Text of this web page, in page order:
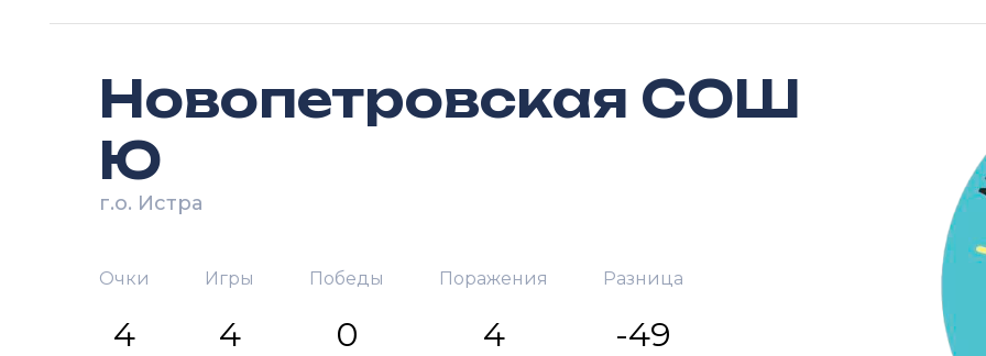
Новопетровская СОШ
Ю
г.о. Истра
Очки
4
Игры
4
Победы
0
Поражения
4
Разница
-49